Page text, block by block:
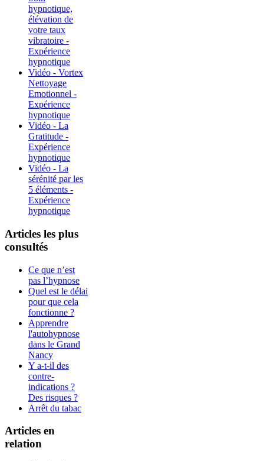
hypnotique,
élévation de
votre taux
vibratoire -
Expérience
hypnotique
Vidéo - Vortex
Nettoyage
Emotionnel -
Expérience
hypnotique
Vidéo - La
Gratitude -
Expérience
hypnotique
Vidéo - La
sérénité par les
5 éléments -
Expérience
hypnotique
Articles les plus
consultés
Ce que n’est
pas l’hypnose
Quel est le délai
pour que cela
fonctionne ?
Apprendre
l'autohypnose
dans le Grand
Nancy
Y a-t-il des
contre-
indications ?
Des risques ?
Arrêt du tabac
Articles en
relation